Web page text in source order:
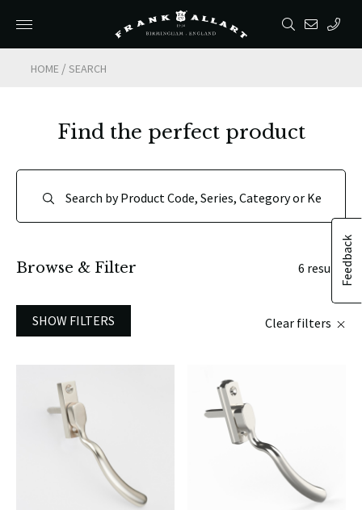
HOME /SEARCH
Feedback
Find the perfect product
Browse & Filter 6 results
SHOW FILTERS Clear filters